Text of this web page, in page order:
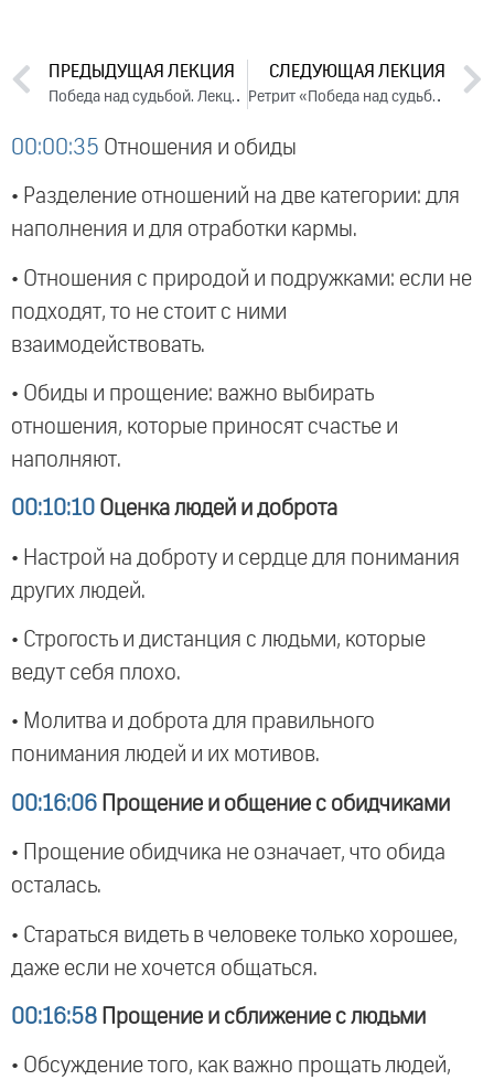
ПРЕДЫДУЩАЯ ЛЕКЦИЯ
Победа над судьбой. Лекция 1 (2022)
СЛЕДУЮЩАЯ ЛЕКЦИЯ
Ретрит «Победа над судьбой». 2022
00:00:35 Отношения и обиды
• Разделение отношений на две категории: для
наполнения и для отработки кармы.
• Отношения с природой и подружками: если не
подходят, то не стоит с ними
взаимодействовать.
• Обиды и прощение: важно выбирать
отношения, которые приносят счастье и
наполняют.
00:10:10 Оценка людей и доброта
• Настрой на доброту и сердце для понимания
других людей.
• Строгость и дистанция с людьми, которые
ведут себя плохо.
• Молитва и доброта для правильного
понимания людей и их мотивов.
00:16:06 Прощение и общение с обидчиками
• Прощение обидчика не означает, что обида
осталась.
• Стараться видеть в человеке только хорошее,
даже если не хочется общаться.
00:16:58 Прощение и сближение с людьми
• Обсуждение того, как важно прощать людей,